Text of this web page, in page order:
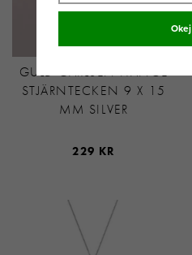
GULD CARLSÈN HÄNGE
STJÄRNTECKEN 9 X 15
MM SILVER
229 KR
Okej